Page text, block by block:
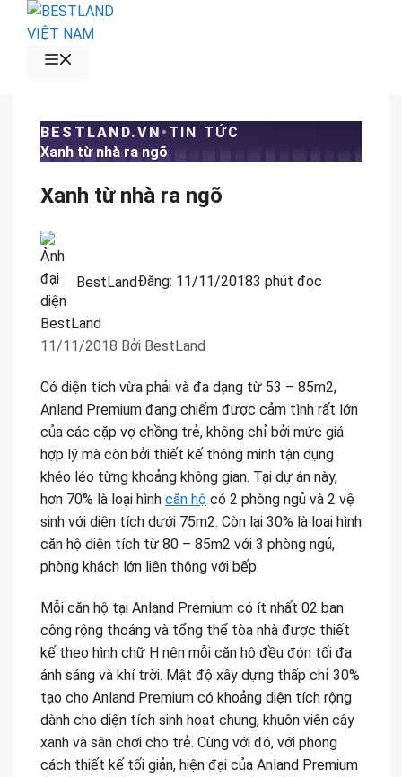
Chuyển
BESTLAND.VN • TIN TỨC
Xanh từ nhà ra ngõ
Xanh từ nhà ra ngõ
BestLandĐăng: 11/11/20183 phút đọc
11/11/2018 Bởi BestLand
Có diện tích vừa phải và đa dạng từ 53 – 85m2,
Anland Premium đang chiếm được cảm tình rất lớn
của các cặp vợ chồng trẻ, không chỉ bởi mức giá
hợp lý mà còn bởi thiết kế thông minh tận dụng
khéo léo từng khoảng không gian. Tại dự án này,
hơn 70% là loại hình căn hộ có 2 phòng ngủ và 2 vệ
sinh với diện tích dưới 75m2. Còn lại 30% là loại hình
căn hộ diện tích từ 80 – 85m2 với 3 phòng ngủ,
phòng khách lớn liên thông với bếp.
Mỗi căn hộ tại Anland Premium có ít nhất 02 ban
công rộng thoáng và tổng thể tòa nhà được thiết
kế theo hình chữ H nên mỗi căn hộ đều đón tối đa
ánh sáng và khí trời. Mật độ xây dựng thấp chỉ 30%
tạo cho Anland Premium có khoảng diện tích rộng
dành cho diện tích sinh hoạt chung, khuôn viên cây
xanh và sân chơi cho trẻ. Cùng với đó, với phong
cách thiết kế tối giản, hiện đại của Anland Premium